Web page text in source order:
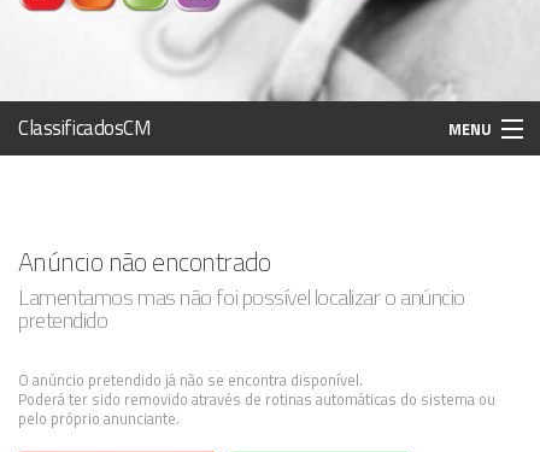
ClassificadosCM MENU
Registo / Login
Anunciar Agora
Anúncio não encontrado
Lamentamos mas não foi possível localizar o anúncio
pretendido
O anúncio pretendido já não se encontra disponível.
Poderá ter sido removido através de rotinas automáticas do sistema ou
pelo próprio anunciante.